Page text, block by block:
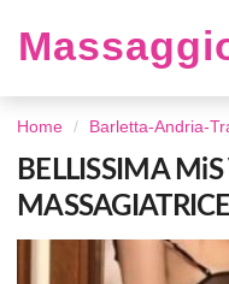
Home Barletta-Andria-
BELLISSIMA